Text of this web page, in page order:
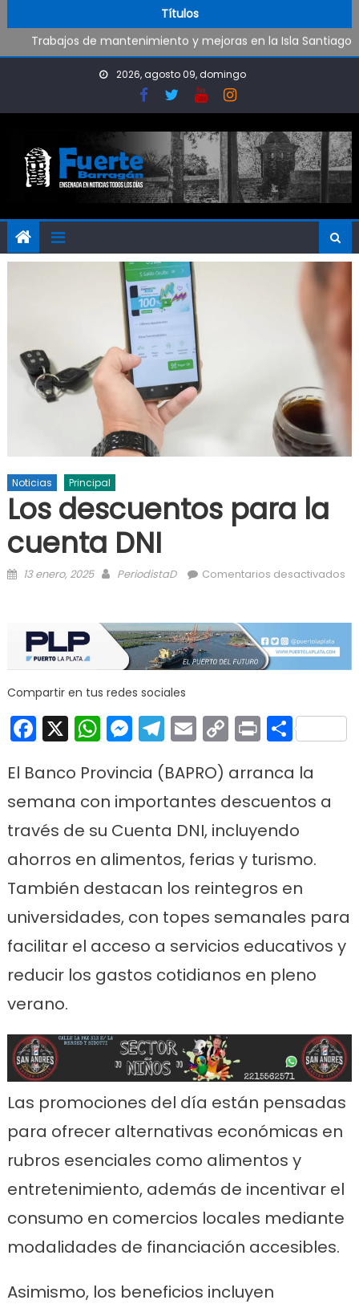
Títulos
Pueblo Nuevo suma boxeo y artes marciales
2026, agosto 09, domingo
Noticias Principal
Los descuentos para la
cuenta DNI
Posted on
13 enero, 2025 Author
PeriodistaD
Comentarios desactivados
Compartir en tus redes sociales
Facebook
X WhatsApp
Messenger
Telegram
EmailCopy
Link
Print
El Banco Provincia (BAPRO) arranca la
semana con importantes descuentos a
través de su Cuenta DNI, incluyendo
ahorros en alimentos, ferias y turismo.
También destacan los reintegros en
universidades, con topes semanales para
facilitar el acceso a servicios educativos y
reducir los gastos cotidianos en pleno
verano.
Las promociones del día están pensadas
para ofrecer alternativas económicas en
rubros esenciales como alimentos y
entretenimiento, además de incentivar el
consumo en comercios locales mediante
modalidades de financiación accesibles.
Asimismo, los beneficios incluyen